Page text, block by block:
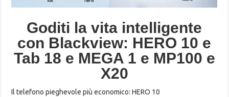
Goditi la vita intelligente
con Blackview: HERO 10 e
Tab 18 e MEGA 1 e MP100 e
X20
Il telefono pieghevole più economico: HERO 10